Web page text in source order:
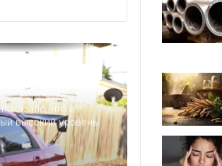
в Майами,
под
что в
высокий уровень
на душу